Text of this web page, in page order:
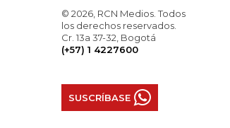
© 2026, RCN Medios. Todos
los derechos reservados.
Cr. 13a 37-32, Bogotá
(+57) 1 4227600
SUSCRÍBASE